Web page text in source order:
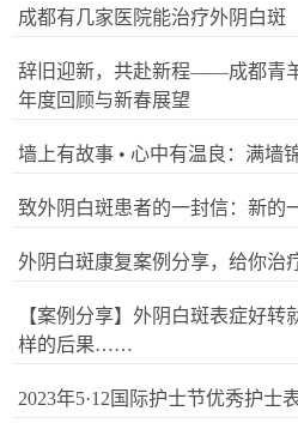
成都有几家医院能治疗外阴白斑
辞旧迎新，共赴新程——成都青
年度回顾与新春展望
墙上有故事 • 心中有温良：满墙
致外阴白斑患者的一封信：新的
外阴白斑康复案例分享，给你治
【案例分享】外阴白斑表症好
样的后果……
2023年5·12国际护士节优秀护士